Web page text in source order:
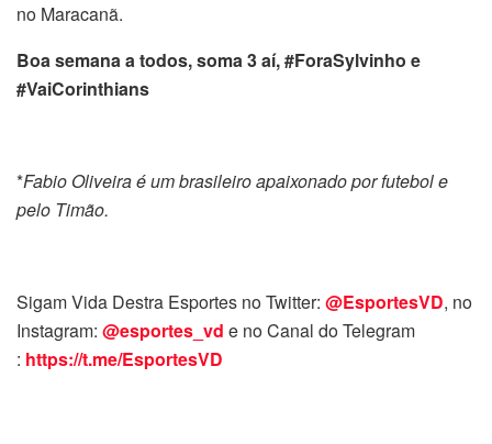
no Maracanã.
Boa semana a todos, soma 3 aí, #ForaSylvinho e
#VaiCorinthians
*Fabio Oliveira é um brasileiro apaixonado por futebol e
pelo Timão.
Sigam Vida Destra Esportes no Twitter: @EsportesVD, no
Instagram: @esportes_vd e no Canal do Telegram
: https://t.me/EsportesVD